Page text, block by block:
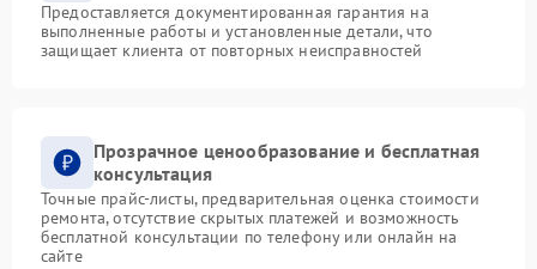
Предоставляется документированная гарантия на
выполненные работы и установленные детали, что
защищает клиента от повторных неисправностей
Прозрачное ценообразование и бесплатная
консультация
Точные прайс-листы, предварительная оценка стоимости
ремонта, отсутствие скрытых платежей и возможность
бесплатной консультации по телефону или онлайн на
сайте